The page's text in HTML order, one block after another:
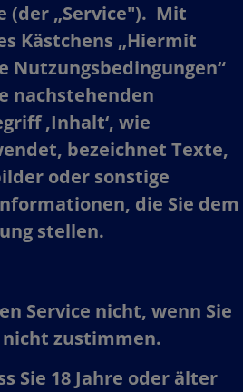
(der „Service"). Mit
Kästchens „Hiermit
Nutzungsbedingungen“
nachstehenden
‚Inhalt‘, wie
bezeichnet Texte,
oder sonstige
die Sie dem
stellen.​
Service nicht, wenn Sie
zustimmen.​
Sie 18 Jahre oder älter